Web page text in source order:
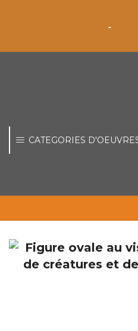
CATEGORIES